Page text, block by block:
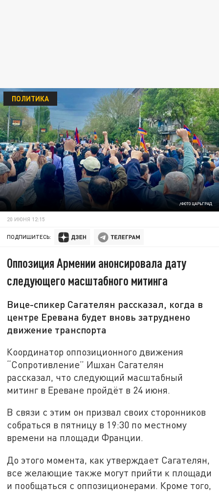
/ФОТО ЦАРЬГРАД
ПОЛИТИКА
20 ИЮНЯ 12:15
ПОДПИШИТЕСЬ:
Оппозиция Армении анонсировала дату
следующего масштабного митинга
Вице-спикер Сагателян рассказал, когда в
центре Еревана будет вновь затруднено
движение транспорта
Координатор оппозиционного движения
“Сопротивление” Ишхан Сагателян
рассказал, что следующий масштабный
митинг в Ереване пройдёт в 24 июня.
В связи с этим он призвал своих сторонников
собраться в пятницу в 19:30 по местному
времени на площади Франции.
До этого момента, как утверждает Сагателян,
все желающие также могут прийти к площади
и пообщаться с оппозиционерами. Кроме того,